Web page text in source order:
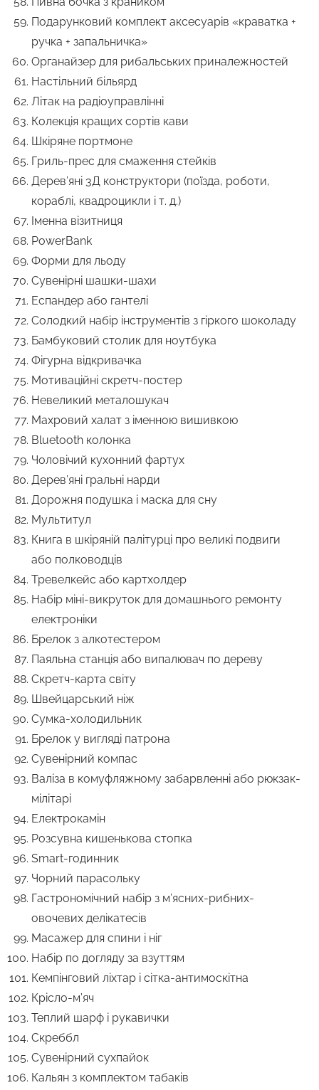
Подарунковий комплект аксесуарів «краватка +
ручка + запальничка»
Органайзер для рибальських приналежностей
Настільний більярд
Літак на радіоуправлінні
Колекція кращих сортів кави
Шкіряне портмоне
Гриль-прес для смаження стейків
Дерев’яні 3Д конструктори (поїзда, роботи,
кораблі, квадроцикли і т. д.)
Іменна візитниця
PowerBank
Форми для льоду
Сувенірні шашки-шахи
Еспандер або гантелі
Солодкий набір інструментів з гіркого шоколаду
Бамбуковий столик для ноутбука
Фігурна відкривачка
Мотиваційні скретч-постер
Невеликий металошукач
Махровий халат з іменною вишивкою
Bluetooth колонка
Чоловічий кухонний фартух
Дерев’яні гральні нарди
Дорожня подушка і маска для сну
Мультитул
Книга в шкіряній палітурці про великі подвиги
або полководців
Тревелкейс або картхолдер
Набір міні-викруток для домашнього ремонту
електроніки
Брелок з алкотестером
Паяльна станція або випалювач по дереву
Скретч-карта світу
Швейцарський ніж
Сумка-холодильник
Брелок у вигляді патрона
Сувенірний компас
Валіза в комуфляжному забарвленні або рюкзак-
мілітарі
Електрокамін
Розсувна кишенькова стопка
Smart-годинник
Чорний парасольку
Гастрономічний набір з м’ясних-рибних-
овочевих делікатесів
Масажер для спини і ніг
Набір по догляду за взуттям
Кемпінговий ліхтар і сітка-антимоскітна
Крісло-м’яч
Теплий шарф і рукавички
Скреббл
Сувенірний сухпайок
Кальян з комплектом табаків